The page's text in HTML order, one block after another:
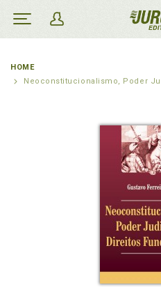
HOME
Neoconstitucionalismo, Poder